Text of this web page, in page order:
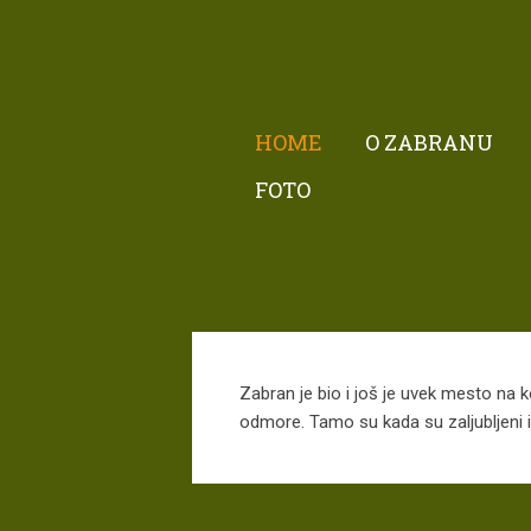
HOME
O ZABRANU
FOTO
Zabran je bio i još je uvek mesto na
odmore. Tamo su kada su zaljubljeni